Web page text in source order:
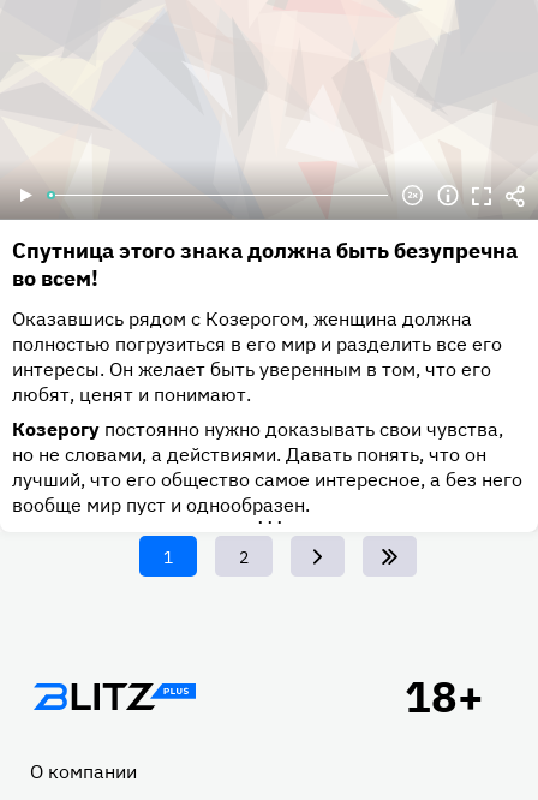
Спутница этого знака должна быть безупречна
во всем!
Оказавшись рядом с Козерогом, женщина должна
полностью погрузиться в его мир и разделить все его
интересы. Он желает быть уверенным в том, что его
любят, ценят и понимают.
Козерогу постоянно нужно доказывать свои чувства,
но не словами, а действиями. Давать понять, что он
лучший, что его общество самое интересное, а без него
вообще мир пуст и однообразен.
•••
Текущая
страница
1 Page
2
Подвал
О компании